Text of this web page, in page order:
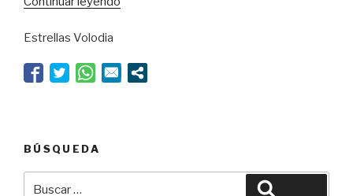
Estrellas Volodia
BÚSQUEDA